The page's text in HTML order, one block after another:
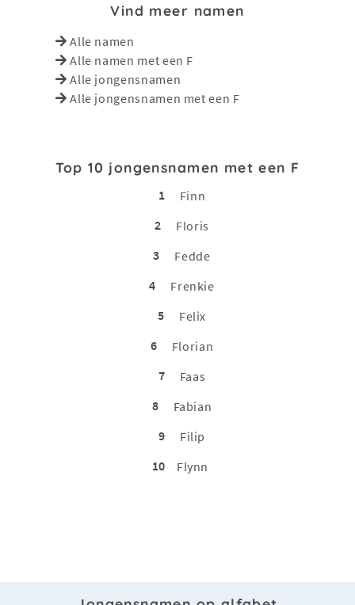
Vind meer namen
Alle namen
Alle namen met een F
Alle jongensnamen
Alle jongensnamen met een F
Top 10 jongensnamen met een F
1
Finn
2
Floris
3
Fedde
4
Frenkie
5
Felix
6
Florian
7
Faas
8
Fabian
9
Filip
10
Flynn